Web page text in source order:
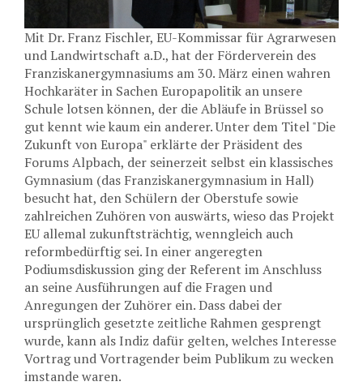
Mit Dr. Franz Fischler, EU-Kommissar für Agrarwesen
und Landwirtschaft a.D., hat der Förderverein des
Franziskanergymnasiums am 30. März einen wahren
Hochkaräter in Sachen Europapolitik an unsere
Schule lotsen können, der die Abläufe in Brüssel so
gut kennt wie kaum ein anderer. Unter dem Titel "Die
Zukunft von Europa" erklärte der Präsident des
Forums Alpbach, der seinerzeit selbst ein klassisches
Gymnasium (das Franziskanergymnasium in Hall)
besucht hat, den Schülern der Oberstufe sowie
zahlreichen Zuhören von auswärts, wieso das Projekt
EU allemal zukunftsträchtig, wenngleich auch
reformbedürftig sei. In einer angeregten
Podiumsdiskussion ging der Referent im Anschluss
an seine Ausführungen auf die Fragen und
Anregungen der Zuhörer ein. Dass dabei der
ursprünglich gesetzte zeitliche Rahmen gesprengt
wurde, kann als Indiz dafür gelten, welches Interesse
Vortrag und Vortragender beim Publikum zu wecken
imstande waren.